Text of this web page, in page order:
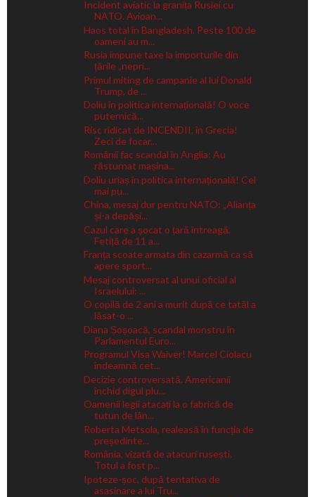
Incident aviatic la granița Rusiei cu
NATO. Avioan...
Haos total în Bangladesh. Peste 100 de
oameni au m...
Rusia impune taxe la importurile din
țările „nepri...
Primul miting de campanie al lui Donald
Trump, de ...
Doliu în politica internațională! O voce
puternică...
Risc ridicat de INCENDII, în Grecia!
Zeci de focar...
Românii fac scandal în Anglia: Au
răsturnat mașina...
Doliu uriaș în politica internațională! Cel
mai pu...
China, mesaj dur pentru NATO: „Alianța
și-a depăși...
Cazul care a șocat o țară întreagă.
Fetiță de 11 a...
Franța scoate armata din cazarmă ca să
apere sport...
Mesaj controversat al unui oficial al
Israelului: ...
O copilă de 2 ani a murit după ce tatăl a
lăsat-o ...
Diana Șoșoacă, scandal monstru în
Parlamentul Euro...
Programul Visa Waiver! Marcel Ciolacu
îndeamnă cet...
Decizie controversată. Americanii
închid digul plu...
Oamenii legii atacați la o fabrică de
tutun de lân...
Roberta Metsola, realeasă în funcția de
președinte...
România, vizată de atacuri rusești.
Totul a fost p...
Ipoteze-șoc, după tentativa de
asasinare a lui Tru...